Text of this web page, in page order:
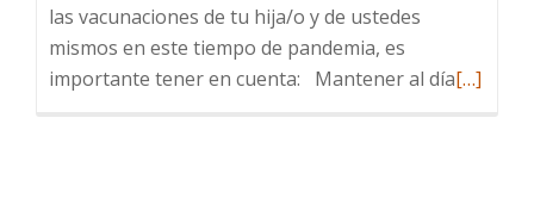
las vacunaciones de tu hija/o y de ustedes
mismos en este tiempo de pandemia, es
importante tener en cuenta: Mantener al díaLeer
[…]